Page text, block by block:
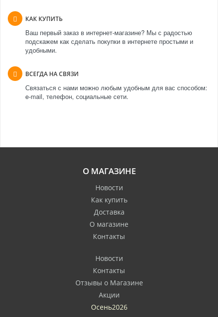
КАК КУПИТЬ
Ваш первый заказ в интернет-магазине? Мы с радостью
подскажем как сделать покупки в интернете простыми и
удобными.
ВСЕГДА НА СВЯЗИ
Связаться с нами можно любым удобным для вас способом:
e-mail, телефон, социальные сети.
О МАГАЗИНЕ
Новости
Как купить
Доставка
О магазине
Контакты
Новости
Контакты
Отзывы о Магазине
Акции
Осень2026